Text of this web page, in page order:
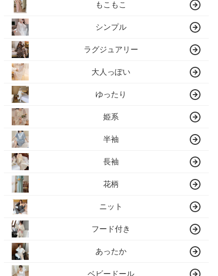
もこもこ
シンプル
ラグジュアリー
大人っぽい
ゆったり
姫系
半袖
長袖
花柄
ニット
フード付き
あったか
ベビードール